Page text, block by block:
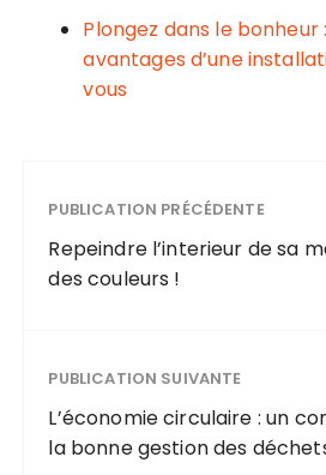
Plongez dans le bonheur
avantages d’une
vous
PUBLICATION PRÉCÉDENTE
Repeindre l’interieur de sa
des couleurs !
PUBLICATION SUIVANTE
L’économie circulaire : un
la bonne gestion des